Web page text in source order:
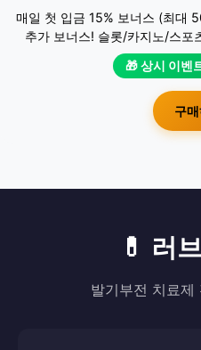
매일 첫 입금 15% 보너스 (최대
추가 보너스! 슬롯/카지노/스포
🎁 상시 이벤
구
💊 러
발기부전 치료제